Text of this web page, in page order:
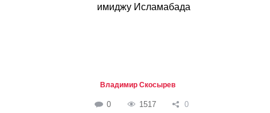
имиджу Исламабада
Владимир Скосырев
0 1517 0